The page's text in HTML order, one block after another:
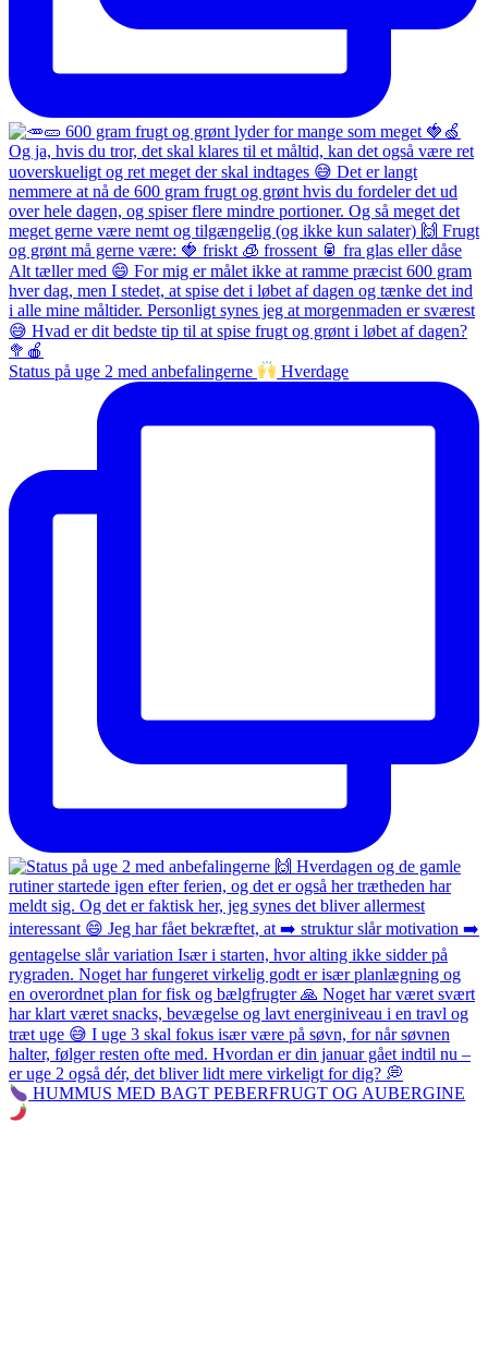
Status på uge 2 med anbefalingerne Hverdage
HUMMUS MED BAGT PEBERFRUGT OG AUBERGINE